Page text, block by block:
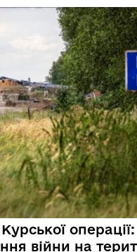
операції:
війни на